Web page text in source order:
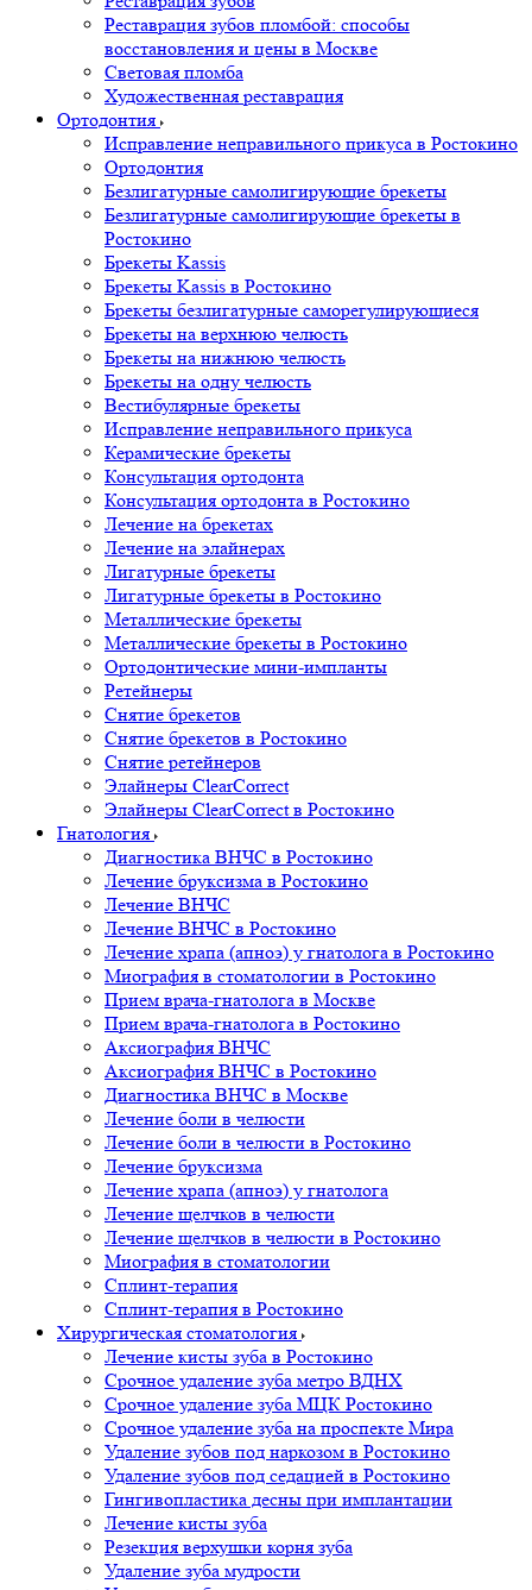
Реставрация зубов пломбой: способы
восстановления и цены в Москве
Световая пломба
Художественная реставрация
Ортодонтия
Исправление неправильного прикуса в Ростокино
Ортодонтия
Безлигатурные самолигирующие брекеты
Безлигатурные самолигирующие брекеты в
Ростокино
Брекеты Kassis
Брекеты Kassis в Ростокино
Брекеты безлигатурные саморегулирующиеся
Брекеты на верхнюю челюсть
Брекеты на нижнюю челюсть
Брекеты на одну челюсть
Вестибулярные брекеты
Исправление неправильного прикуса
Керамические брекеты
Консультация ортодонта
Консультация ортодонта в Ростокино
Лечение на брекетах
Лечение на элайнерах
Лигатурные брекеты
Лигатурные брекеты в Ростокино
Металлические брекеты
Металлические брекеты в Ростокино
Ортодонтические мини-импланты
Ретейнеры
Снятие брекетов
Снятие брекетов в Ростокино
Снятие ретейнеров
Элайнеры ClearCorrect
Элайнеры ClearCorrect в Ростокино
Гнатология
Диагностика ВНЧС в Ростокино
Лечение бруксизма в Ростокино
Лечение ВНЧС
Лечение ВНЧС в Ростокино
Лечение храпа (апноэ) у гнатолога в Ростокино
Миография в стоматологии в Ростокино
Прием врача-гнатолога в Москве
Прием врача-гнатолога в Ростокино
Аксиография ВНЧС
Аксиография ВНЧС в Ростокино
Диагностика ВНЧС в Москве
Лечение боли в челюсти
Лечение боли в челюсти в Ростокино
Лечение бруксизма
Лечение храпа (апноэ) у гнатолога
Лечение щелчков в челюсти
Лечение щелчков в челюсти в Ростокино
Миография в стоматологии
Сплинт-терапия
Сплинт-терапия в Ростокино
Хирургическая стоматология
Лечение кисты зуба в Ростокино
Срочное удаление зуба метро ВДНХ
Срочное удаление зуба МЦК Ростокино
Срочное удаление зуба на проспекте Мира
Удаление зубов под наркозом в Ростокино
Удаление зубов под седацией в Ростокино
Гингивопластика десны при имплантации
Лечение кисты зуба
Резекция верхушки корня зуба
Удаление зуба мудрости